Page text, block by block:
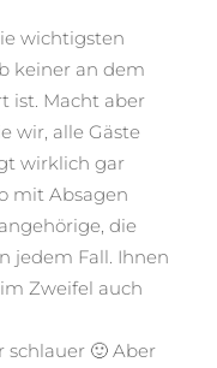
wichtigsten
keiner an dem
ist. Macht aber
wir, alle Gäste
wirklich gar
mit Absagen
die
jedem Fall. Ihnen
Zweifel auch
🙂 Aber